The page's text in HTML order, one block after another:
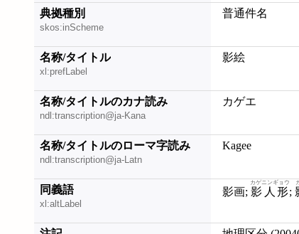
典拠種別
skos:inScheme
普通件名
名称/タイトル
xl:prefLabel
影絵
名称/タイトルのカナ読み
ndl:transcription@ja-Kana
カゲエ
名称/タイトルのローマ字読み
ndl:transcription@ja-Latn
Kagee
同義語
xl:altLabel
影画; 影人形
カゲニンギョウ
;